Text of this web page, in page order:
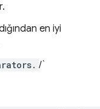
en iyi
/`